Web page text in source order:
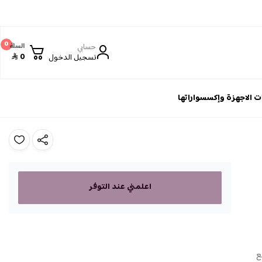
حسابي
تسجيل الدخول
0السلة
0
الاجهزة وإكسسواراتها
اعلمني عند التوفر